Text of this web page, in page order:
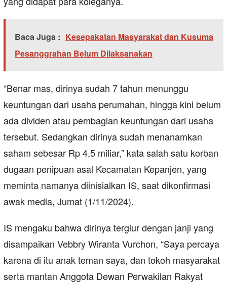
Baca Juga : Kesepakatan Masyarakat dan Kusuma
Pesanggrahan Belum Dilaksanakan
“Benar mas, dirinya sudah 7 tahun menunggu
keuntungan dari usaha perumahan, hingga kini belum
ada dividen atau pembagian keuntungan dari usaha
tersebut. Sedangkan dirinya sudah menanamkan
saham sebesar Rp 4,5 miliar,” kata salah satu korban
dugaan penipuan asal Kecamatan Kepanjen, yang
meminta namanya diinisialkan IS, saat dikonfirmasi
awak media, Jumat (1/11/2024).
IS mengaku bahwa dirinya tergiur dengan janji yang
disampaikan Vebbry Wiranta Vurchon, “Saya percaya
karena di itu anak teman saya, dan tokoh masyarakat
serta mantan Anggota Dewan Perwakilan Rakyat